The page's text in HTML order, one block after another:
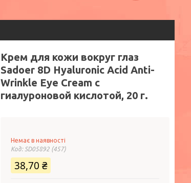
Крем для кожи вокруг глаз
Sadoer 8D Hyaluronic Acid Anti-
Wrinkle Eye Cream с
гиалуроновой кислотой, 20 г.
Немає в наявності
Код: SD05892 (457)
38,70 ₴